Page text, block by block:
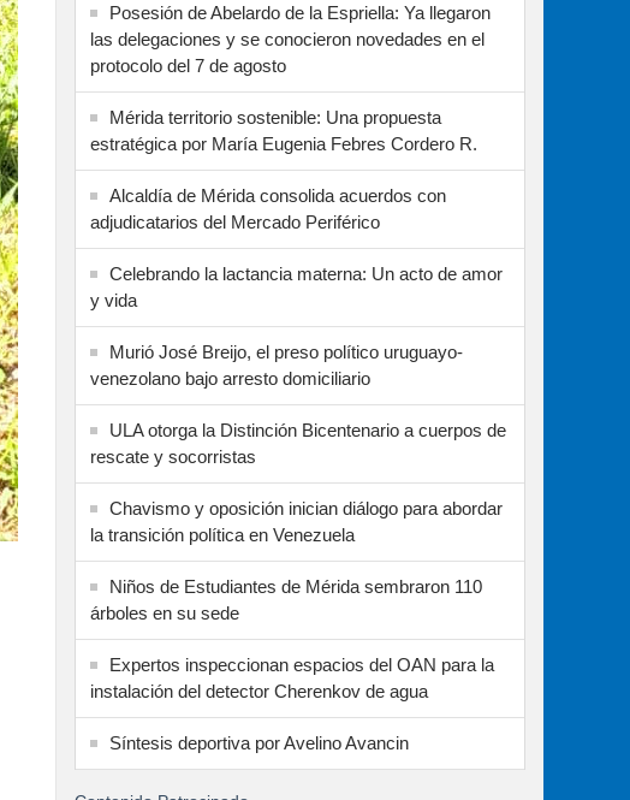
Posesión de Abelardo de la Espriella: Ya llegaron
las delegaciones y se conocieron novedades en el
protocolo del 7 de agosto
Mérida territorio sostenible: Una propuesta
estratégica por María Eugenia Febres Cordero R.
Alcaldía de Mérida consolida acuerdos con
adjudicatarios del Mercado Periférico
Celebrando la lactancia materna: Un acto de amor
y vida
Murió José Breijo, el preso político uruguayo-
venezolano bajo arresto domiciliario
ULA otorga la Distinción Bicentenario a cuerpos de
rescate y socorristas
Chavismo y oposición inician diálogo para abordar
la transición política en Venezuela
Niños de Estudiantes de Mérida sembraron 110
árboles en su sede
Expertos inspeccionan espacios del OAN para la
instalación del detector Cherenkov de agua
Síntesis deportiva por Avelino Avancin